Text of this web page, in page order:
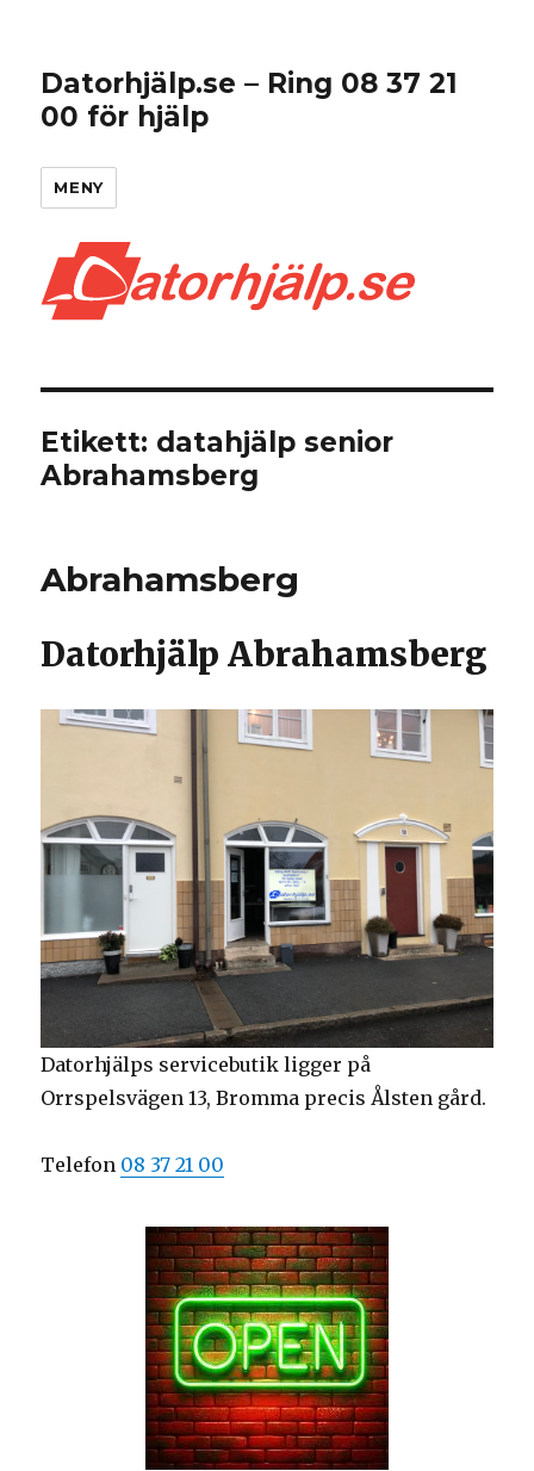
Datorhjälp.se – Ring 08 37 21
00 för hjälp
MENY
Etikett: datahjälp senior
Abrahamsberg
Abrahamsberg
Datorhjälp Abrahamsberg
Datorhjälps servicebutik ligger på
Orrspelsvägen 13, Bromma precis Ålsten gård.
Telefon 08 37 21 00